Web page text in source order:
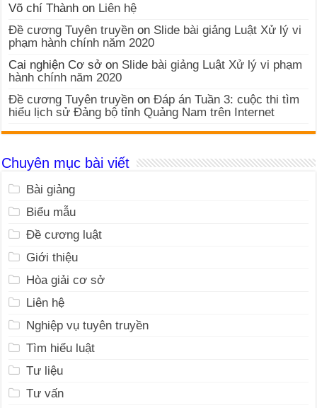
Võ chí Thành on Liên hệ
Đề cương Tuyên truyền on Slide bài giảng Luật Xử lý vi
phạm hành chính năm 2020
Cai nghiện Cơ sở on Slide bài giảng Luật Xử lý vi phạm
hành chính năm 2020
Đề cương Tuyên truyền onĐáp án Tuần 3: cuộc thi tìm
hiểu lịch sử Đảng bộ tỉnh Quảng Nam trên Internet
Chuyên mục bài viết
Bài giảng
Biểu mẫu
Đề cương luật
Giới thiệu
Hòa giải cơ sở
Liên hệ
Nghiệp vụ tuyên truyền
Tìm hiểu luật
Tư liệu
Tư vấn